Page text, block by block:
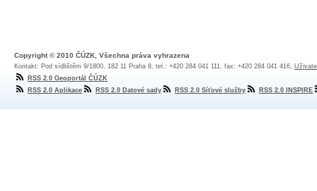
Copyright © 2010 ČÚZK, Všechna práva vyhrazena
Kontakt: Pod sídlištěm 9/1800, 182 11 Praha 8, tel.: +420 284 041 111, fax: +420 284 041 416,
RSS 2.0 Geoportál ČÚZK
RSS 2.0 Aplikace
RSS 2.0 Datové sady RSS 2.0 Síťové služby RSS 2.0 INSPIRE